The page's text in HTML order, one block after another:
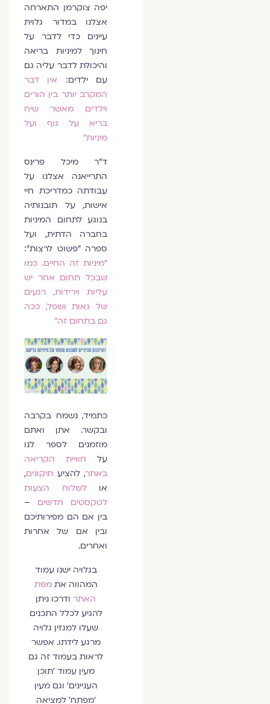
יפה צוקרמן התארחה
אצלנו במדור גלוית
עיינים כדי לדבר על
חינוך למיניות בריאה
והיכולת לדבר עליה גם
עם ילדים: אין דבר
המקרב יותר בין הורים
וילדים מאשר שיח
בריא על גוף ועל
מיניות״
ד"ר מיכל פרינס
התרייאנה אצלנו על
עבודתה כמדריכת חיי
אישות, על תובנותיה
בנוגע לתחום המיניות
בחברה הדתית, ועל
ספרה "פשוט לרצות":
״מיניות זה החיים. כמו
שבכל תחום אחר יש
עליות וירידות, רגעים
של גאות ושפל, ככה
גם בתחום זה״
כתמיד, נשמח בקרבה
ובקשר. אתן ואתם
מוזמנים לספר לנו
על חוויית הקריאה
באתר, להציעתיקונים,
אולשלוח הצעות
לטקסטים חדשים –
בין אם הם מפירותיכם
ובין אם של אחרות
ואחרים.
בגלויה ישנו עמוד
המהווה אתמפת
האתרודרכו ניתן
להגיע לכלל התכנים
שעלו למגזין גלויה
מרגע לידתו. אפשר
לראות בעמוד זה גם
מעין עמוד ׳תוכן
העניינים׳ וגם מעין
׳מפתח׳ למציאה